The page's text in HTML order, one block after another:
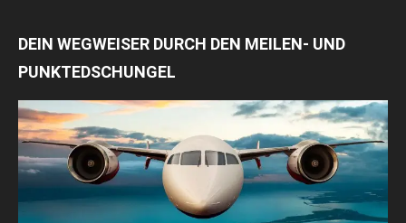
DEIN WEGWEISER DURCH DEN MEILEN- UND
PUNKTEDSCHUNGEL